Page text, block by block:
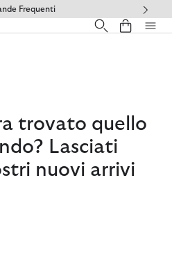
Dichiarazione di Accessibilità
Frequenti
trovato quello
Lasciati
nuovi arrivi